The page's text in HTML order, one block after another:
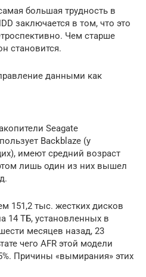
большая трудность в
заключается в том, что это
Чем старше
становится.
данными как
Seagate
Backblaze (у
имеют средний возраст
лишь один из них вышел
151,2 тыс. жестких дисков
14 ТБ, установленных в
месяцев назад, 23
чего AFR этой модели
Причины «вымирания» этих